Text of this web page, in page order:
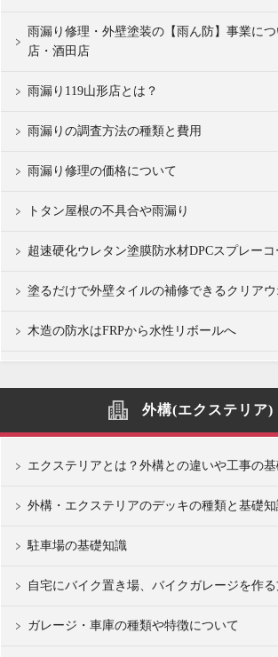
雨漏り修理・外壁塗装の【雨ん防】事業に
店・酒田店
雨漏り119山形店とは？
雨漏りの調査方法の種類と費用
雨漏り修理の価格について
トタン屋根の不具合や雨漏り
超速硬化ウレタン塗膜防水材DPCスプレーコ
塗るだけで外壁タイルの補修できるクリア
木造の防水はFRPから水性リボールへ
外構(エクステリア)
エクステリアとは？外構との違いや工事の
外構・エクステリアのデッキの種類と基礎
駐車場の基礎知識
自宅にバイク置き場、バイクガレージを作
ガレージ・車庫の種類や特徴について